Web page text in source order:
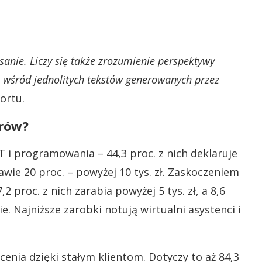
Liczy się także zrozumienie perspektywy
jednolitych tekstów generowanych przez
i programowania – 44,3 proc. z nich deklaruje
20 proc. – powyżej 10 tys. zł. Zaskoczeniem
proc. z nich zarabia powyżej 5 tys. zł, a 8,6
Najniższe zarobki notują wirtualni asystenci i
dzięki stałym klientom. Dotyczy to aż 84,3